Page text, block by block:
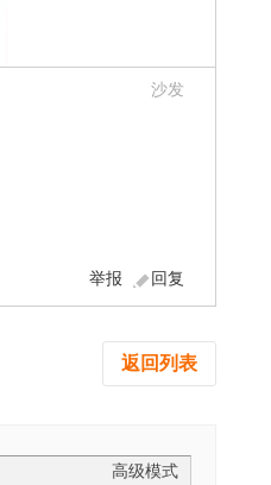
沙发
回复
举报
返回列表
高级模式